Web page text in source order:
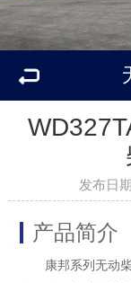
发布日
产品简介
康邦系列无动柴